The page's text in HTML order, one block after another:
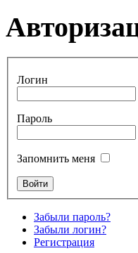
Логин
Пароль
Запомнить меня
Забыли пароль?
Забыли логин?
Регистрация